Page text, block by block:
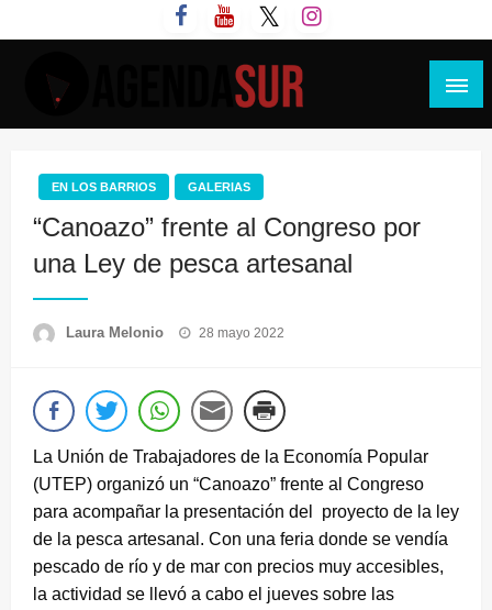
al
EN LOS BARRIOS GALERIAS
“Canoazo” frente al Congreso por
una Ley de pesca artesanal
Laura Melonio
Publicado
28 mayo 2022
La Unión de Trabajadores de la Economía Popular
(UTEP) organizó un “Canoazo” frente al Congreso
para acompañar la presentación del proyecto de la ley
de la pesca artesanal. Con una feria donde se vendía
pescado de río y de mar con precios muy accesibles,
la actividad se llevó a cabo el jueves sobre las